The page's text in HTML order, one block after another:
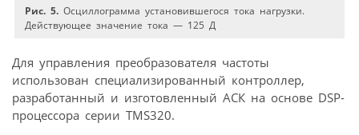
Рис. 5. Осциллограмма установившегося тока нагрузки.
Действующее значение тока — 125 Д
Для управления преобразователя частоты
использован специализированный контроллер,
разработанный и изготовленный АСК на основе DSP-
процессора серии TMS320.